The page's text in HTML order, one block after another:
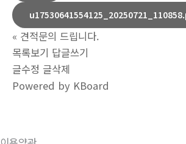
« 견적문의 드립니다.
목록보기 답글쓰기
글수정 글삭제
Powered by KBoard